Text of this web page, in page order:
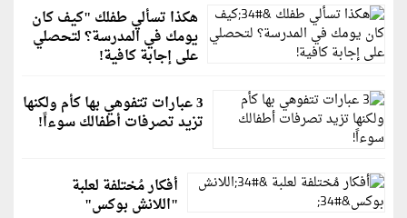
هكذا تسألي طفلك "كيف كان
يومك في المدرسة؟ لتحصلي
على إجابة كافية!
3 عبارات تتفوهي بها كأم ولكنها
تزيد تصرفات أطفالك سوءاً!
أفكار مُختلفة لعلبة
"اللانش بوكس"